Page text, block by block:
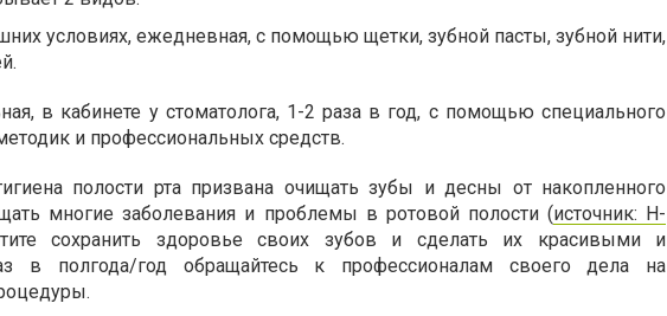
условиях, ежедневная, с помощью щетки, зубной пасты, зубной нити,
в кабинете у стоматолога, 1-2 раза в год, с помощью специального
и профессиональных средств.
полости рта призвана очищать зубы и десны от накопленного
многие заболевания и проблемы в ротовой полости (источник: H-
сохранить здоровье своих зубов и сделать их красивыми и
в полгода/год обращайтесь к профессионалам своего дела на